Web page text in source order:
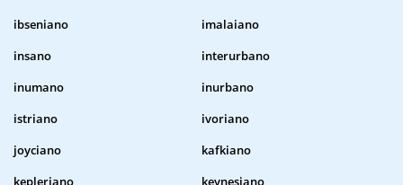
ibseniano
imalaiano
insano
interurbano
inumano
inurbano
istriano
ivoriano
joyciano
kafkiano
kepleriano
keynesiano